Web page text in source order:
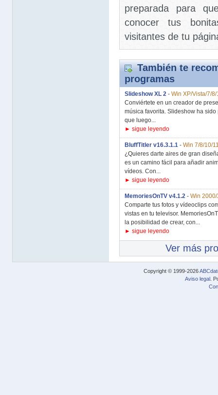
preparada para
conocer tus
visitantes de tu
También te
programas
Slideshow XL 2 - Win XP/Vista/7/8/
Conviértete en un creador de
música favorita. Slideshow ha
que luego...
► sigue leyendo
BluffTitler v16.3.1.1 - Win 7/8/10/
¿Quieres darte aires de gran
es un camino fácil para añadir
vídeos. Con...
► sigue leyendo
MemoriesOnTV v4.1.2 - Win
Comparte tus fotos y vídeoclips
vistas en tu televisor.
la posibilidad de crear, con...
► sigue leyendo
Ver más
Copyright © 1999-2026
Aviso legal .